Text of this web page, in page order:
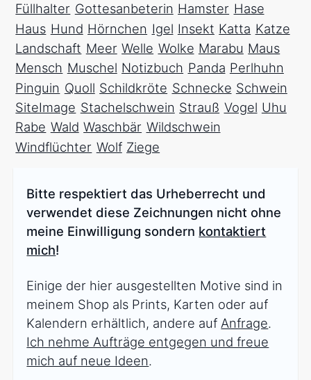
Füllhalter Gottesanbeterin Hamster Hase
Haus Hund Hörnchen Igel Insekt Katta Katze
Landschaft Meer Welle Wolke Marabu Maus
Mensch Muschel Notizbuch Panda Perlhuhn
Pinguin Quoll Schildkröte Schnecke Schwein
SiteImage Stachelschwein Strauß Vogel Uhu
Rabe Wald Waschbär Wildschwein
Windflüchter Wolf Ziege
Bitte respektiert das Urheberrecht und
verwendet diese Zeichnungen nicht ohne
meine Einwilligung sondern kontaktiert
mich!
Einige der hier ausgestellten Motive sind in
meinem Shop als Prints, Karten oder auf
Kalendern erhältlich, andere auf Anfrage.
Ich nehme Aufträge entgegen und freue
mich auf neue Ideen.